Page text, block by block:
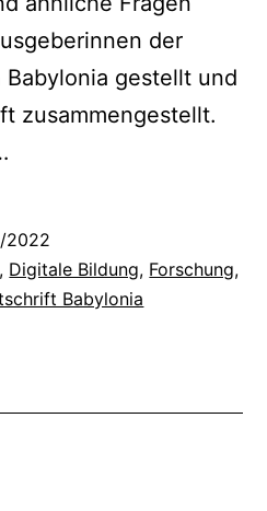
der
gestellt und
zusammengestellt.
2022
, Digitale Bildung, Forschung,
Babylonia